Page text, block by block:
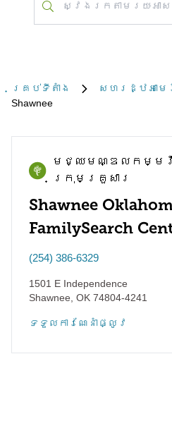
គ្រប់​ទីតាំង សហរដ្ឋអាមេ
Shawnee
មជ្ឈមណ្ឌល​កម្មវិ
ក្រុមគ្រួសារ
Shawnee
FamilySearch
(254) 386-6329
1501 E Independence
Shawnee OK 74804-4241
ទទួល​ការណែនាំ​ផ្លូវ